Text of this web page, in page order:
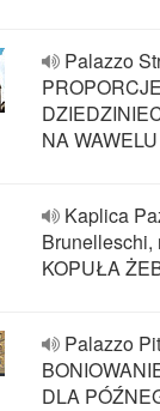
Palazzo
NA WAWELU
Kaplica
Brunelleschi,
KOPUŁA
Palazzo
DLA